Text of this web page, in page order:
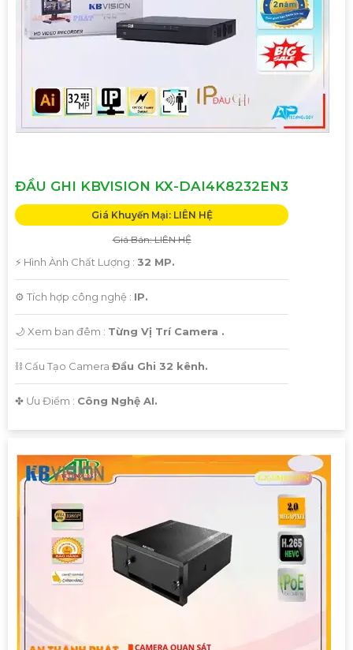
ĐẦU GHI KBVISION KX-DAI4K8232EN3
Giá Khuyến Mại: LIÊN HỆ
Giá Bán: LIÊN HỆ
️⚡ Hình Ành Chất Lượng : 32 MP.
⚙ Tích hợp công nghệ : IP.
🌙 Xem ban đêm : Từng Vị Trí Camera .
⛓ Cấu Tạo Camera Đầu Ghi 32 kênh.
️✤ Ưu Điểm : Công Nghệ AI.